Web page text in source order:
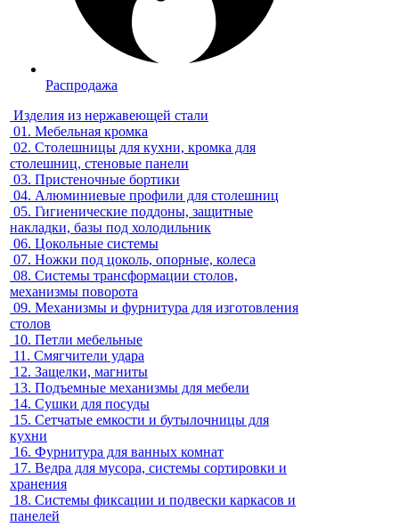
Распродажа
Изделия из нержавеющей стали
01. Мебельная кромка
02. Столешницы для кухни, кромка для
столешниц, стеновые панели
03. Пристеночные бортики
04. Алюминиевые профили для столешниц
05. Гигиенические поддоны, защитные
накладки, базы под холодильник
06. Цокольные системы
07. Ножки под цоколь, опорные, колеса
08. Системы трансформации столов,
механизмы поворота
09. Механизмы и фурнитура для изготовления
столов
10. Петли мебельные
11. Смягчители удара
12. Защелки, магниты
13. Подъемные механизмы для мебели
14. Сушки для посуды
15. Сетчатые емкости и бутылочницы для
кухни
16. Фурнитура для ванных комнат
17. Ведра для мусора, системы сортировки и
хранения
18. Системы фиксации и подвески каркасов и
панелей